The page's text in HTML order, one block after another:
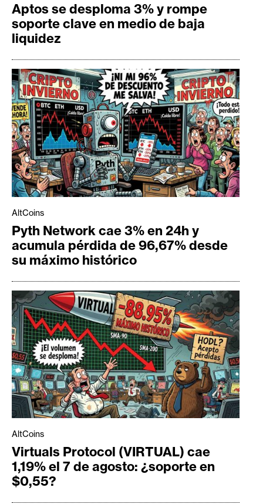
Aptos se desploma 3% y rompe
soporte clave en medio de baja
liquidez
AltCoins
Pyth Network cae 3% en 24h y
acumula pérdida de 96,67% desde
su máximo histórico
AltCoins
Virtuals Protocol (VIRTUAL) cae
1,19% el 7 de agosto: ¿soporte en
$0,55?